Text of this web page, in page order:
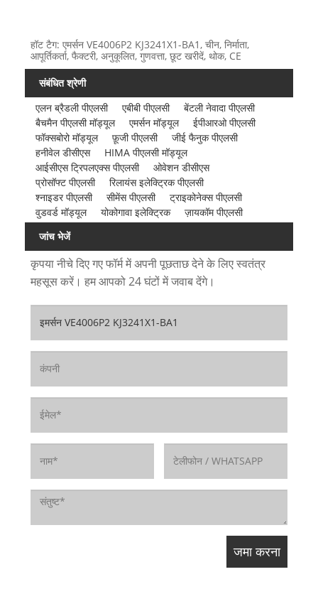
हॉट टैग: एमर्सन VE4006P2 KJ3241X1-BA1, चीन, निर्माता,
आपूर्तिकर्ता, फैक्टरी, अनुकूलित, गुणवत्ता, छूट खरीदें, थोक, CE
संबंधित श्रेणी
एलन ब्रैडली पीएलसी
एबीबी पीएलसी
बेंटली नेवादा पीएलसी
बैचमैन पीएलसी मॉड्यूल
एमर्सन मॉड्यूल
ईपीआरओ पीएलसी
फॉक्सबोरो मॉड्यूल
फ़ूजी पीएलसी
जीई फैनुक पीएलसी
हनीवेल डीसीएस
HIMA पीएलसी मॉड्यूल
आईसीएस ट्रिपलएक्स पीएलसी
ओवेशन डीसीएस
प्रोसॉफ्ट पीएलसी
रिलायंस इलेक्ट्रिक पीएलसी
श्नाइडर पीएलसी
सीमेंस पीएलसी
ट्राइकोनेक्स पीएलसी
वुडवर्ड मॉड्यूल
योकोगावा इलेक्ट्रिक
ज़ायकॉम पीएलसी
जांच भेजें
कृपया नीचे दिए गए फॉर्म में अपनी पूछताछ देने के लिए स्वतंत्र
महसूस करें। हम आपको 24 घंटों में जवाब देंगे।